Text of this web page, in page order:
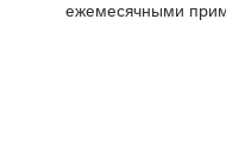
ежемесячными